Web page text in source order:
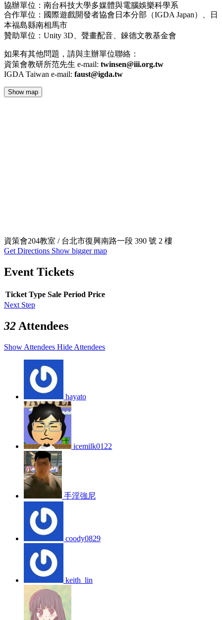
協辦單位：南台科技大學多媒體與電腦娛樂科學系
合作單位：國際遊戲開發者協會日本分部（IGDA Japan）、日
本福島縣南相馬市
贊助單位：Unity 3D、 聲畫配音、 錸德文教基金會
如果有其他問題，請與主辦單位聯絡：
資策會教研所范先生 e-mail: twinsen@iii.org.tw
IGDA Taiwan e-mail: faust@igda.tw
Show map
資策會204教室 / 台北市復興南路一段 390 號 2 樓
Get Directions Show bigger map
Event Tickets
Ticket Type Sale Period Price
Next Step
32 Attendees
Show Attendees Hide Attendees
hayato
icemilk0122
手淫強尼
coody0829
keith_lin